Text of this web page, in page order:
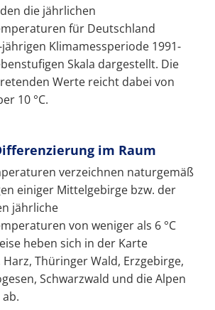
die jährlichen
für Deutschland
Klimamessperiode 1991-
Skala dargestellt. Die
Werte reicht dabei von
10 °C.
im Raum
verzeichnen naturgemäß
einiger Mittelgebirge bzw. der
jährliche
von weniger als 6 °C
heben sich in der Karte
Thüringer Wald, Erzgebirge,
Schwarzwald und die Alpen